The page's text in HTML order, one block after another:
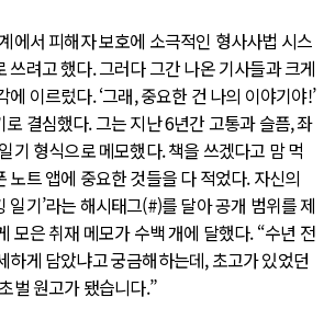
에서 피해자 보호에 소극적인 형사사법 시스
쓰려고 했다. 그러다 그간 나온 기사들과 크게
이르렀다. ‘그래, 중요한 건 나의 이야기야!’
결심했다. 그는 지난 6년간 고통과 슬픔, 좌
기 형식으로 메모했다. 책을 쓰겠다고 맘 먹
노트 앱에 중요한 것들을 다 적었다. 자신의
일기’라는 해시태그(#)를 달아 공개 범위를 제
모은 취재 메모가 수백 개에 달했다. “수년 전
하게 담았냐고 궁금해하는데, 초고가 있었던
벌 원고가 됐습니다.”